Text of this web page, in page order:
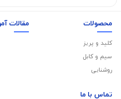
محصولات
کلید و پریز
سیم و کابل
روشنایی
مقالات
تماس با ما